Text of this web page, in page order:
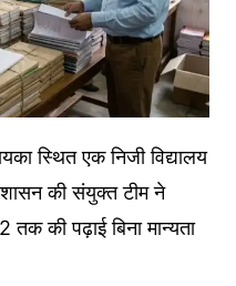
स्थित एक निजी विद्यालय
की संयुक्त टीम ने
तक की पढ़ाई बिना मान्यता